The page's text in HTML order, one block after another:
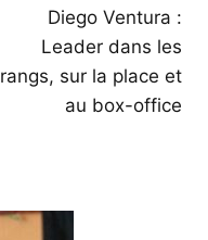
Diego Ventura :
Leader dans les
rangs, sur la place et
au box-office